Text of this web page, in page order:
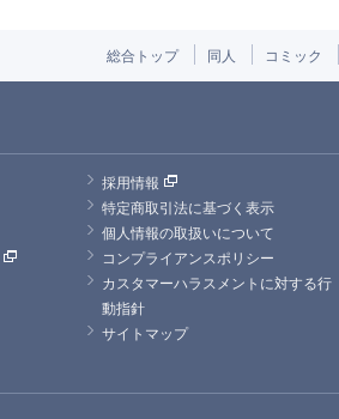
総合トップ 同人 コミック
採用情報
特定商取引法に基づく表示
個人情報の取扱いについて
コンプライアンスポリシー
カスタマーハラスメントに対する行
動指針
サイトマップ